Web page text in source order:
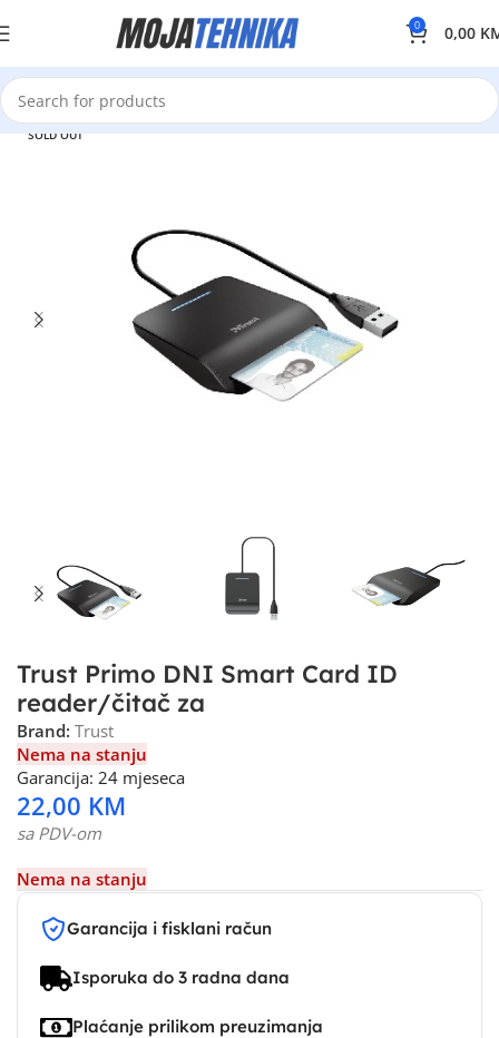
0 0,00
SOLD OUT
Trust Primo DNI Smart Card ID
reader/čitač za
Brand: Trust
Nema na stanju
Garancija: 24 mjeseca
22,00 KM
sa PDV-om
Nema na stanju
Garancija i fisklani račun
Isporuka do 3 radna dana
Plaćanje prilikom preuzimanja